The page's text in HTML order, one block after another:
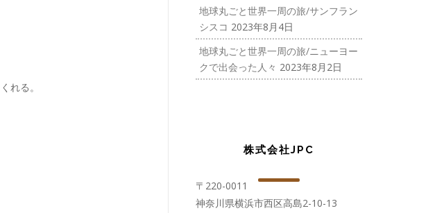
れる。
地球丸ごと世界一周の旅/サンフラン
シスコ 2023年8月4日
地球丸ごと世界一周の旅/ニューヨー
クで出会った人々 2023年8月2日
株式会社JPC
〒220-0011
神奈川県横浜市西区高島2-10-13